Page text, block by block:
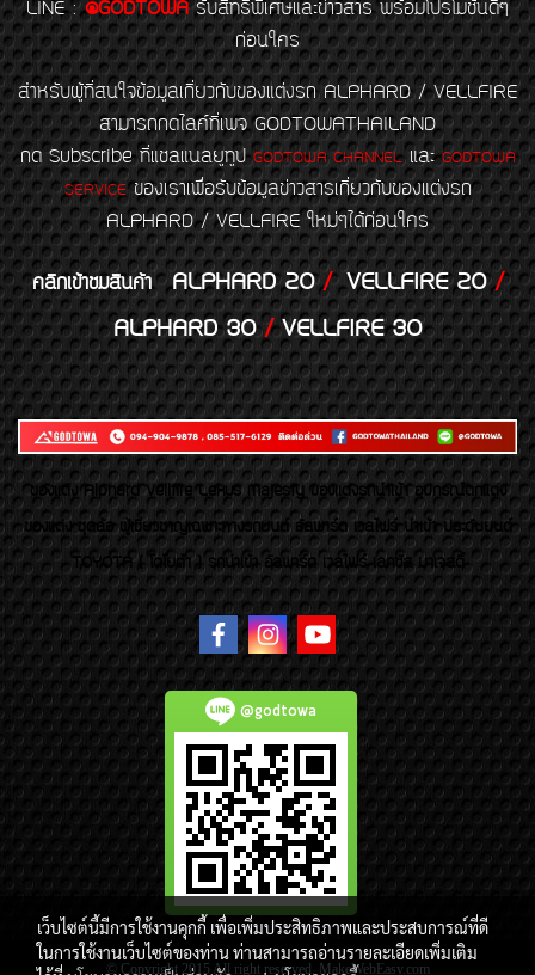
LINE : @GODTOWA รับสิทธิพิเศษและข่าวสาร พร้อมโปรโมชั่นดีๆ
ก่อนใคร
สำหรับผู้ที่สนใจข้อมูลเกี่ยวกับของแต่งรถ ALPHARD / VELLFIRE
สามารถกดไลค์ที่เพจ GODTOWATHAILAND
กด Subscribe ที่แชลแนลยูทูป GODTOWA CHANNELและGODTOWA
SERVICEของเราเพื่อรับข้อมูลข่าวสารเกี่ยวกับของแต่งรถ
ALPHARD / VELLFIRE ใหม่ๆได้ก่อนใคร
คลิกเข้าชมสินค้า ALPHARD 20/VELLFIRE 20/
ALPHARD 30/VELLFIRE 30
ของเเต่ง Alphard Vellfire Lexus Majesty ของเเต่งรถนำเข้า อุปกรณ์ตกแต่ง
ของแต่ง ชุดล้อ ผู้เชี่ยวชาญเฉพาะทางรถยนต์ อัลพาร์ด เวลไฟร์ นำเข้า ประดับยนต์
TOYOTA ( โตโยต้า ) รถนำเข้า อัลพาร์ด เวลไฟร์ เลกซัส มาเจสตี้
@godtowa
© Copyright 2015 All right reserved. MakeWebEasy.com
เว็บไซต์นี้มีการใช้งานคุกกี้ เพื่อเพิ่มประสิทธิภาพและประสบการณ์ที่ดี
ในการใช้งานเว็บไซต์ของท่าน ท่านสามารถอ่านรายละเอียดเพิ่มเติม